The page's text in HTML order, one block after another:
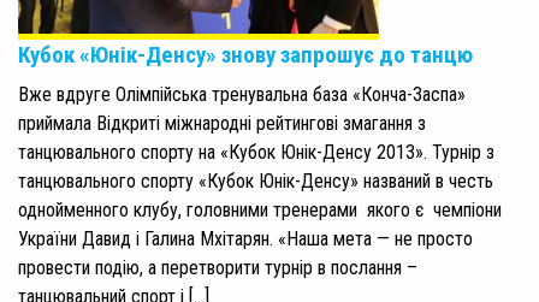
Кубок «Юнік-Денсу» знову запрошує до танцю
Вже вдруге Олімпійська тренувальна база «Конча-Заспа»
приймала Відкриті міжнародні рейтингові змагання з
танцювального спорту на «Кубок Юнік-Денсу 2013». Турнір з
танцювального спорту «Кубок Юнік-Денсу» названий в честь
однойменного клубу, головними тренерами якого є чемпіони
України Давид і Галина Мхітарян. «Наша мета — не просто
провести подію, а перетворити турнір в послання –
танцювальний спорт і […]